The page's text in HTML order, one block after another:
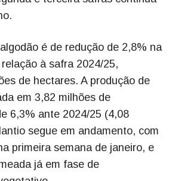
é de redução de 2,8% na
à safra 2024/25,
de hectares. A produção de
em 3,82 milhões de
6,3% ante 2024/25 (4,08
segue em andamento, com
primeira semana de janeiro, e
já em fase de